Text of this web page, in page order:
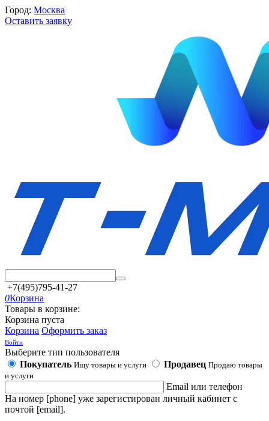
Город: Москва
Оставить заявку
+7(495)795-41-27
0Корзина
Товары в корзине:
Корзина пуста
Корзина Оформить заказ
Войти
Выберите тип пользователя
Покупатель Ищу товары и услуги Продавец Продаю товары
и услуги
Email или телефон
На номер [phone] уже зарегистирован личный кабинет с
почтой [email].